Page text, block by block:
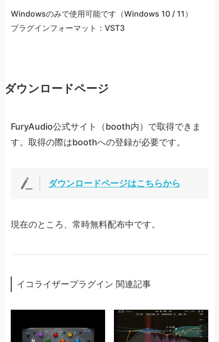
Windowsのみで使用可能です（Windows 10 / 11）
プラグインフォーマット：VST3
ダウンロードページ
FuryAudio公式サイト（booth内）で取得できま
す。取得の際はboothへの登録が必要です。
ダウンロードページはこちらから
現在のところ、常時無料配布中です。
イコライザープラグイン 関連記事